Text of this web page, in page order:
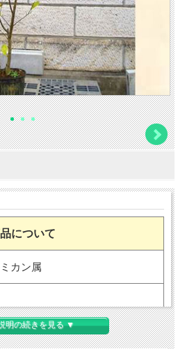
について
カン属
え・鉢植え（室内不可）
明の続きを見る ▼